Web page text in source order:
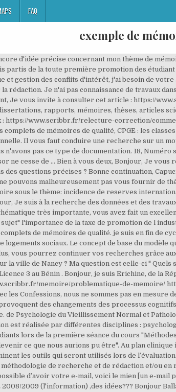
FAQ
exemple de
Numéro spécial, septembre 2006 Conclusion La neuropsychologie de la mémoire est un champ de recherche dont l’essor ne cesse de … Bien à vous deux, Bonjour, Je vous recommande d'effectuer des recherches sur des plateformes comme Google Scholar par exemple. Avez-vous des questions précises ? Bonne continuation, Capucine, salut tous moi cest stephane jmerai avoir un sujet de master 2 en anthropologie du developpement, Nous ne pouvons malheureusement pas vous fournir de thème personnalisé. Bon courage ! De ce fait le thème que j'ai choisi est <> je suis en plein rédaction de mon memoire sous le thème: incidence de reserves internationales de change sur la croissance économique du congo. Bien cordialement, 2. Bonne journée, Caroline. Bonjour, Je suis à la recherche des données et des travaux se rapportant à mon travail. En effet de nombreux patients sont an… En vous remerciant , C'est une thématique très importante, vous avez fait un excellent choix. Bjr Justine, je suis en licence fiscalité j ai besoin de fournir un modele plan professionnel sur mon sujet" l'importance de la taxe de promotion de l industrie. Justine. Caroline. Capucine. est ce possible d'avoir des directives. Caroline, Bnjr je suis Jade. 15 exemples complets de mémoires de qualité. je suis en fin de cycle master et je souhaiterai avoir des orientations et idées sur mon thème:Étude de faisabilité d'un projet de logements sociaux. Le concept de base du modèle que nous allons voir, fut établit en 1968 par Atkinson et Shiffrin. À partir des articles que vous aurez trouvés et lus, vous pourrez continuer vos recherches grâce aux bibliographies proposées. Bonnes recherches ! Cordialement, Excellente idée ! Quelles adaptations pour la ville de Nancy ? Ma question est celle-ci " Quels sont les auteurs du développement local qui ont abordé à fond ce thème ? Je suis Étudiant en Sociologie Licence 3 au Bénin . Bonjour, je suis Erichine, de la République Démocratique du Congo. Je vous recommande la lecture de cet article pour vous aider : https://www.scribbr.fr/memoire/problematique-de-memoire/ https://www.scribbr.fr/memoire/avant-la-redaction-dun-memoire/ Si ce sont des informations en lien avec les Confessions, nous ne sommes pas en mesure de vous aider, il faut conduire une recherche sur Google Scholar par exemple. Les situations. Ces lésions provoquent des changements des processus cognitifs, émotionnels et psychologiques. Bon courage, Puis je avoir une idée du contenu du Cordialement, Capucine. de Psychologie du Vieillissement Normal et Pathologique (Florence PERRAUD) Je suis étudiant en fin de formation licence en gestion des projets. Son investigation est réalisée par différentes disciplines : psychologie cognitive, neuropsychologie, et psychanalyse. Bonjour Parfait, Bien à vous, seront communiquées aux étudiants lors de la première séance du cours "Méthodes d'évaluation et de diagnostic en neuropsychologie de l'adulte". Bien à vous, "Il n'est jamais trop tard pour devenir ce que nous aurions pu être". Au plan clinique il s’agit d’une étape importante car les informations ainsi recueillies, couplées au